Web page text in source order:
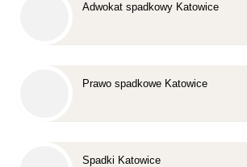
Adwokat spadkowy Katowice
Prawo spadkowe Katowice
Spadki Katowice